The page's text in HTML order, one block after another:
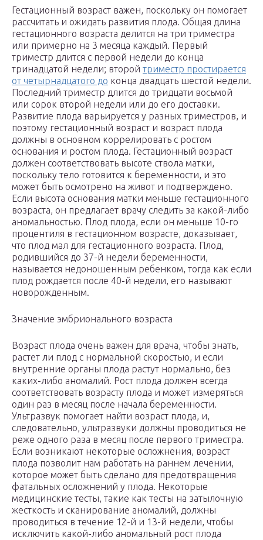
Гестационный возраст важен, поскольку он помогает
рассчитать и ожидать развития плода. Общая длина
гестационного возраста делится на три триместра
или примерно на 3 месяца каждый. Первый
триместр длится с первой недели до конца
тринадцатой недели; второй триместр простирается
от четырнадцатого до конца двадцать шестой недели.
Последний триместр длится до тридцати восьмой
или сорок второй недели или до его доставки.
Развитие плода варьируется у разных триместров, и
поэтому гестационный возраст и возраст плода
должны в основном коррелировать с ростом
основания и ростом плода. Гестационный возраст
должен соответствовать высоте ствола матки,
поскольку тело готовится к беременности, и это
может быть осмотрено на живот и подтверждено.
Если высота основания матки меньше гестационного
возраста, он предлагает врачу следить за какой-либо
аномальностью. Плод плода, если он меньше 10-го
процентиля в гестационном возрасте, доказывает,
что плод мал для гестационного возраста. Плод,
родившийся до 37-й недели беременности,
называется недоношенным ребенком, тогда как если
плод рождается после 40-й недели, его называют
новорожденным.
Значение эмбрионального возраста
Возраст плода очень важен для врача, чтобы знать,
растет ли плод с нормальной скоростью, и если
внутренние органы плода растут нормально, без
каких-либо аномалий. Рост плода должен всегда
соответствовать возрасту плода и может измеряться
один раз в месяц после начала беременности.
Ультразвук помогает найти возраст плода, и,
следовательно, ультразвуки должны проводиться не
реже одного раза в месяц после первого триместра.
Если возникают некоторые осложнения, возраст
плода позволит нам работать на раннем лечении,
которое может быть сделано для предотвращения
фатальных осложнений у плода. Некоторые
медицинские тесты, такие как тесты на затылочную
жесткость и сканирование аномалий, должны
проводиться в течение 12-й и 13-й недели, чтобы
исключить какой-либо аномальный рост плода